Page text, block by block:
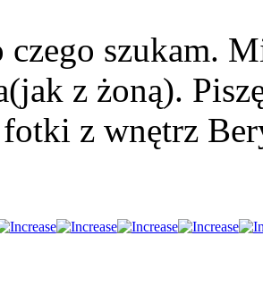
czego szukam.
z żoną).
z wnętrz